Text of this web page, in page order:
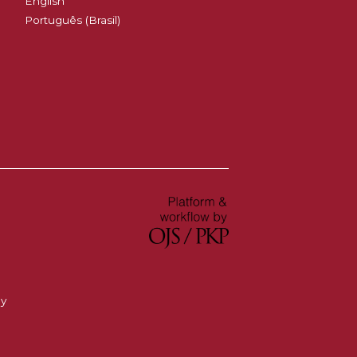
Português (Brasil)